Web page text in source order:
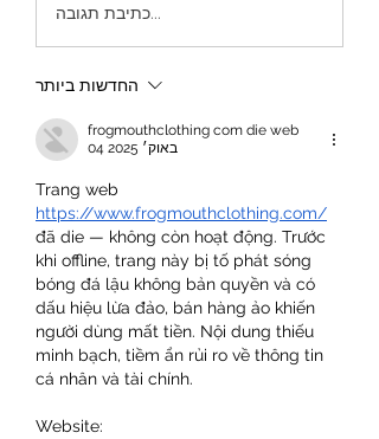
כתיבת תגובה...
החדשות ביותר
frogmouthclothing com die web
04 באוק׳ 2025
https://www.frogmouthclothing.com/
đã die — không còn hoạt động. Trước
khi offline, trang này bị tố phát sóng
bóng đá lậu không bản quyền và có
dấu hiệu lừa đảo, bán hàng ảo khiến
người dùng mất tiền. Nội dung thiếu
minh bạch, tiềm ẩn rủi ro về thông tin
cá nhân và tài chính.